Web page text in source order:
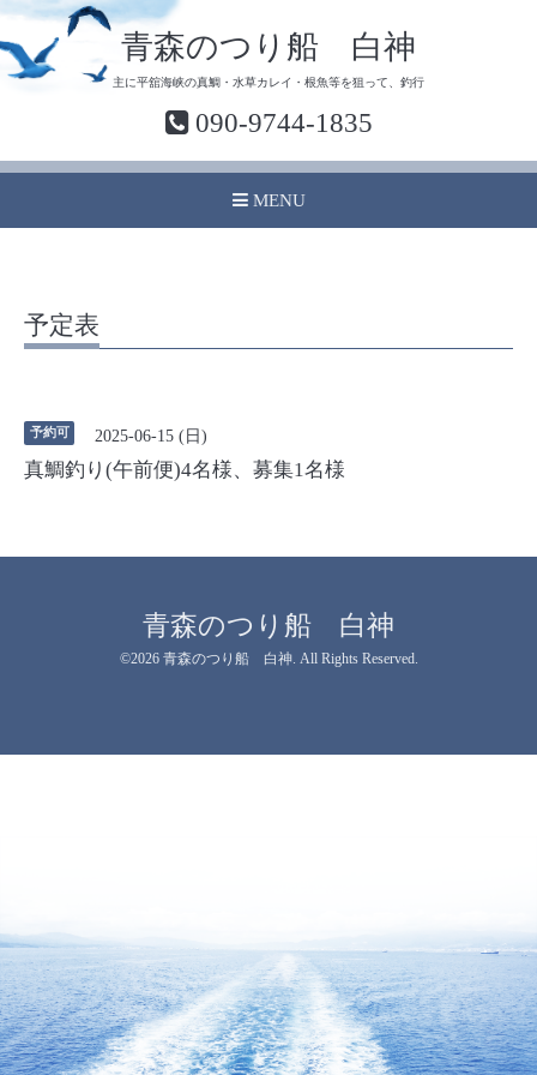
青森のつり船 白神
主に平舘海峡の真鯛・水草カレイ・根魚等を狙って、釣行
090-9744-1835
MENU
予定表
予約可 2025-06-15 (日)
真鯛釣り(午前便)4名様、募集1名様
青森のつり船 白神
©2026 青森のつり船 白神. All Rights Reserved.